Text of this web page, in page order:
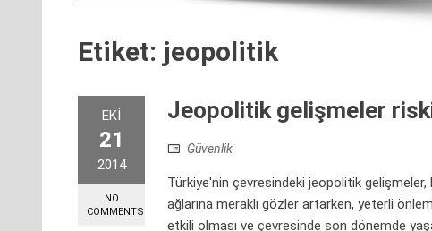
Etiket: jeopolitik
EKI
21
2014
NO
COMMENTS
Jeopolitik gelişmeler
Güvenlik
Türkiye'nin çevresindeki jeopolitik
ağlarına meraklı gözler artarken, yeterli
etkili olması ve çevresinde son dönemde